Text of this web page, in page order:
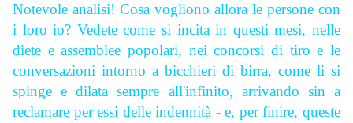
Notevole analisi! Cosa vogliono allora le persone con
i loro io? Vedete come si incita in questi mesi, nelle
diete e assemblee popolari, nei concorsi di tiro e le
conversazioni intorno a bicchieri di birra, come li si
spinge e dilata sempre all'infinito, arrivando sin a
reclamare per essi delle indennità - e, per finire, queste